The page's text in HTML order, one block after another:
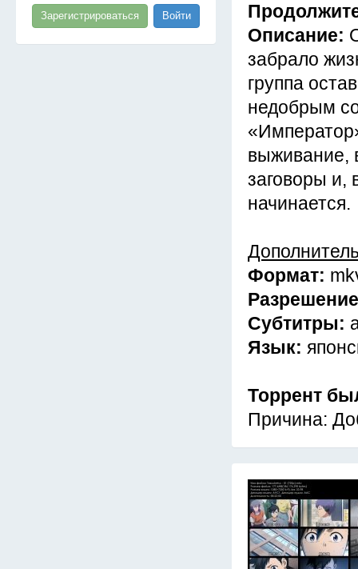
Зарегистрироваться Войти
Описание:
забрало
группа
недобрым
выживание,
заговоры и,
начинается.
Формат:
Субтитры:
Язык:
Торрент
Причина: